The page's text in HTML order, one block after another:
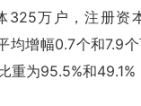
325万户，注册资
均增幅0.7个和7.9
重为95.5%和